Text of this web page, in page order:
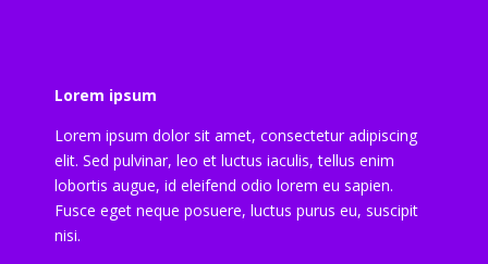
Lorem ipsum
Lorem ipsum dolor sit amet, consectetur adipiscing
elit. Sed pulvinar, leo et luctus iaculis, tellus enim
lobortis augue, id eleifend odio lorem eu sapien.
Fusce eget neque posuere, luctus purus eu, suscipit
nisi.